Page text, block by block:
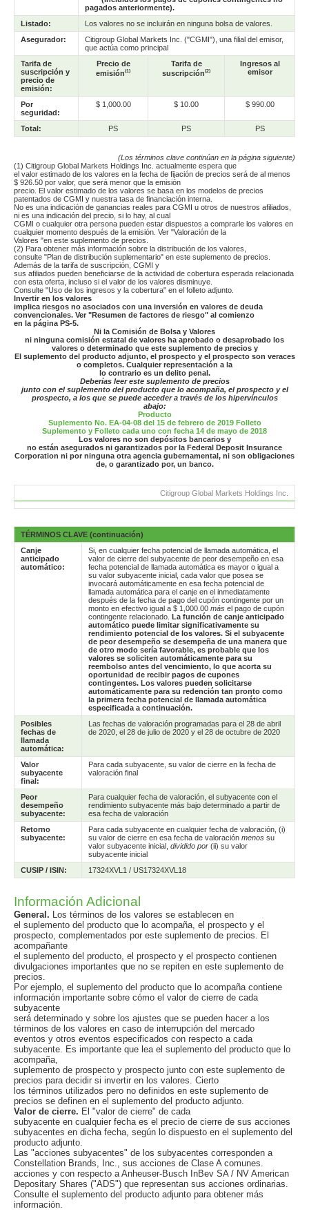
pagados anteriormente).
Listado:
Los valores no se incluirán en ninguna bolsa de valores.
Asegurador:
Citigroup Global Markets Inc. ("CGMI"), una filial del emisor,
que actúa como principal
Tarifa de
suscripción y
precio de
emisión:
Precio de
emisión(1)
Tarifa de
suscripción(2)
Ingresos al
emisor
Por
seguridad:
$ 1,000.00 $ 10.00 $ 990.00
Total: PS PS PS
(Los términos clave continúan en la página siguiente)
(1) Citigroup Global Markets Holdings Inc. actualmente espera que
el valor estimado de los valores en la fecha de fijación de precios será de al menos
$ 926.50 por valor, que será menor que la emisión
precio. El valor estimado de los valores se basa en los modelos de precios
patentados de CGMI y nuestra tasa de financiación interna.
No es una indicación de ganancias reales para CGMI u otros de nuestros afiliados,
ni es una indicación del precio, si lo hay, al cual
CGMI o cualquier otra persona pueden estar dispuestos a comprarle los valores en
cualquier momento después de la emisión. Ver "Valoración de la
Valores "en este suplemento de precios.
(2) Para obtener más información sobre la distribución de los valores,
consulte "Plan de distribución suplementario" en este suplemento de precios.
Además de la tarifa de suscripción, CGMI y
sus afiliados pueden beneficiarse de la actividad de cobertura esperada relacionada
con esta oferta, incluso si el valor de los valores disminuye.
Consulte "Uso de los ingresos y la cobertura" en el folleto adjunto.
Invertir en los valores
implica riesgos no asociados con una inversión en valores de deuda
convencionales. Ver "Resumen de factores de riesgo" al comienzo
en la página PS-5.
Ni la Comisión de Bolsa y Valores
ni ninguna comisión estatal de valores ha aprobado o desaprobado los
valores o determinado que este suplemento de precios y
El suplemento del producto adjunto, el prospecto y el prospecto son veraces
o completos. Cualquier representación a la
lo contrario es un delito penal.
Deberías leer este suplemento de precios
junto con el suplemento del producto que lo acompaña, el prospecto y el
prospecto, a los que se puede acceder a través de los hipervínculos
abajo:
Producto
Suplemento No. EA-04-08 del 15 de febrero de 2019 Folleto
Suplemento y Folleto cada uno con fecha 14 de mayo de 2018
Los valores no son depósitos bancarios y
no están asegurados ni garantizados por la Federal Deposit Insurance
Corporation ni por ninguna otra agencia gubernamental, ni son obligaciones
de, o garantizado por, un banco.
Citigroup Global Markets Holdings Inc.
TÉRMINOS CLAVE (continuación)
Canje
anticipado
automático:
Si, en cualquier fecha potencial de llamada automática, el
valor de cierre del subyacente de peor desempeño en esa
fecha potencial de llamada automática es mayor o igual a
su valor subyacente inicial, cada valor que posea se
invocará automáticamente en esa fecha potencial de
llamada automática para el canje en el inmediatamente
después de la fecha de pago del cupón contingente por un
monto en efectivo igual a $ 1,000.00 más el pago de cupón
contingente relacionado. La función de canje anticipado
automático puede limitar significativamente su
rendimiento potencial de los valores. Si el subyacente
de peor desempeño se desempeña de una manera que
de otro modo sería favorable, es probable que los
valores se soliciten automáticamente para su
reembolso antes del vencimiento, lo que acorta su
oportunidad de recibir pagos de cupones
contingentes. Los valores pueden solicitarse
automáticamente para su redención tan pronto como
la primera fecha potencial de llamada automática
especificada a continuación.
Posibles
fechas de
llamada
automática:
Las fechas de valoración programadas para el 28 de abril
de 2020, el 28 de julio de 2020 y el 28 de octubre de 2020
Valor
subyacente
final:
Para cada subyacente, su valor de cierre en la fecha de
valoración final
Peor
desempeño
subyacente:
Para cualquier fecha de valoración, el subyacente con el
rendimiento subyacente más bajo determinado a partir de
esa fecha de valoración
Retorno
subyacente:
Para cada subyacente en cualquier fecha de valoración, (i)
su valor de cierre en esa fecha de valoración menos su
valor subyacente inicial, dividido por (ii) su valor
subyacente inicial
CUSIP / ISIN:
17324XVL1 / US17324XVL18
Información Adicional
General. Los términos de los valores se establecen en
el suplemento del producto que lo acompaña, el prospecto y el
prospecto, complementados por este suplemento de precios. El
acompañante
el suplemento del producto, el prospecto y el prospecto contienen
divulgaciones importantes que no se repiten en este suplemento de
precios.
Por ejemplo, el suplemento del producto que lo acompaña contiene
información importante sobre cómo el valor de cierre de cada
subyacente
será determinado y sobre los ajustes que se pueden hacer a los
términos de los valores en caso de interrupción del mercado
eventos y otros eventos especificados con respecto a cada
subyacente. Es importante que lea el suplemento del producto que lo
acompaña,
suplemento de prospecto y prospecto junto con este suplemento de
precios para decidir si invertir en los valores. Cierto
los términos utilizados pero no definidos en este suplemento de
precios se definen en el suplemento del producto adjunto.
Valor de cierre. El "valor de cierre" de cada
subyacente en cualquier fecha es el precio de cierre de sus acciones
subyacentes en dicha fecha, según lo dispuesto en el suplemento del
producto adjunto.
Las "acciones subyacentes" de los subyacentes corresponden a
Constellation Brands, Inc., sus acciones de Clase A comunes.
acciones y con respecto a Anheuser-Busch InBev SA / NV American
Depositary Shares ("ADS") que representan sus acciones ordinarias.
Consulte el suplemento del producto adjunto para obtener más
información.